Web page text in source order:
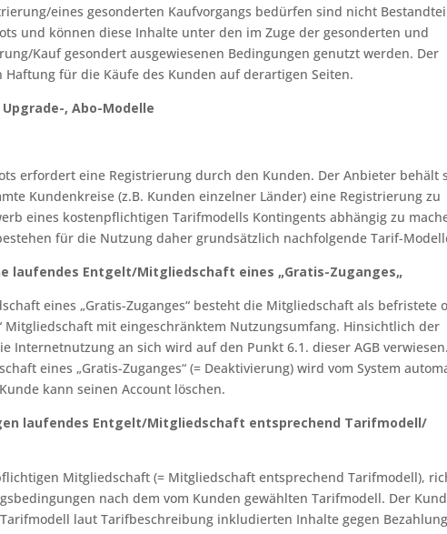
eines gesonderten Kaufvorgangs bedürfen sind nicht
und können diese Inhalte unter den im Zuge der gesonderten und
Kauf gesondert ausgewiesenen Bedingungen genutzt werden. Der
für die Käufe des Kunden auf derartigen Seiten.
, Abo-Modelle
erfordert eine Registrierung durch den Kunden. Der Anbieter behält
Kundenkreise (z.B. Kunden einzelner Länder) eine Registrierung zu
eines kostenpflichtigen Tarifmodells Kontingents abhängig zu
für die Nutzung daher grundsätzlich nachfolgende Tarif-
laufendes Entgelt/Mitgliedschaft eines „Gratis-Zuganges„
eines „Gratis-Zuganges“ besteht die Mitgliedschaft als befristete
Mitgliedschaft mit eingeschränktem Nutzungsumfang. Hinsichtlich der
Internetnutzung an sich wird auf den Punkt 6.1. dieser AGB
eines „Gratis-Zuganges“ (= Deaktivierung) wird vom System
kann seinen Account löschen.
laufendes Entgelt/Mitgliedschaft entsprechend Tarifmodell/
Mitgliedschaft (= Mitgliedschaft entsprechend Tarifmodell),
nach dem vom Kunden gewählten Tarifmodell. Der
laut Tarifbeschreibung inkludierten Inhalte gegen